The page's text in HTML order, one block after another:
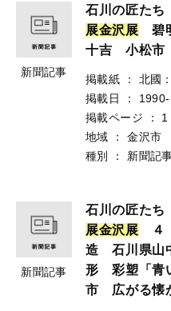
新聞記事
石川の匠た
展金沢 展 碧
十吉 小松市
掲載紙 ：
北國
掲載日
：
掲載ページ
：
1
地域
：
金沢市
種別
： 新聞記
新聞記事
石川の匠た
展金沢 展 ４
造 石川県山
形 彩塑「青
市 広がる懐